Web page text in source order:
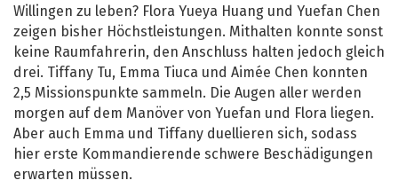
Willingen zu leben? Flora Yueya Huang und Yuefan Chen
zeigen bisher Höchstleistungen. Mithalten konnte sonst
keine Raumfahrerin, den Anschluss halten jedoch gleich
drei. Tiffany Tu, Emma Tiuca und Aimée Chen konnten
2,5 Missionspunkte sammeln. Die Augen aller werden
morgen auf dem Manöver von Yuefan und Flora liegen.
Aber auch Emma und Tiffany duellieren sich, sodass
hier erste Kommandierende schwere Beschädigungen
erwarten müssen.